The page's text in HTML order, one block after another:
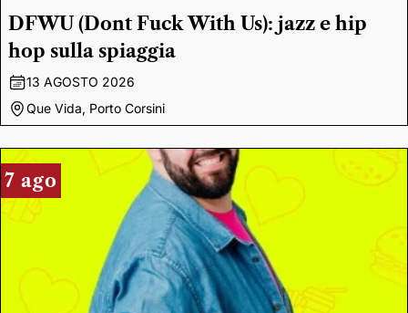
DFWU (Dont Fuck With Us): jazz e hip
hop sulla spiaggia
13 AGOSTO 2026
Que Vida, Porto Corsini
7 ago